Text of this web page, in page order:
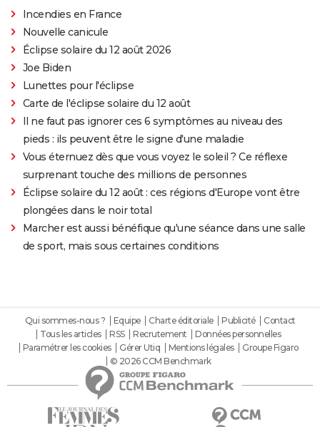
Incendies en France
Nouvelle canicule
Éclipse solaire du 12 août 2026
Joe Biden
Lunettes pour l'éclipse
Carte de l'éclipse solaire du 12 août
Il ne faut pas ignorer ces 6 symptômes au niveau des
pieds : ils peuvent être le signe d'une maladie
Vous éternuez dès que vous voyez le soleil ? Ce réflexe
surprenant touche des millions de personnes
Éclipse solaire du 12 août : ces régions d'Europe vont être
plongées dans le noir total
Marcher est aussi bénéfique qu'une séance dans une salle
de sport, mais sous certaines conditions
Qui sommes-nous ? Equipe Charte éditoriale Publicité
Contact
Tous les articles
RSS Recrutement
Données personnelles
Paramétrer les cookies
Gérer Utiq Mentions légales
Groupe Figaro
© 2026 CCM Benchmark